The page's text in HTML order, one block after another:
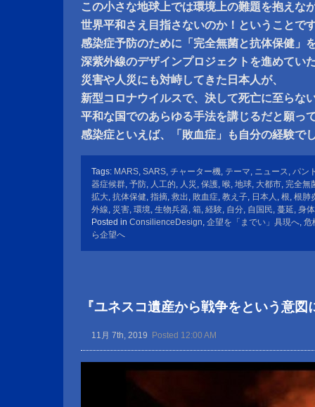
この小さな地球上では環境上の難題を抱えな
世界平和さえ目指さないのか！ということで
感染症予防のために「完全無菌と抗体保健」
深紫外線のデザインプロジェクトを進めてい
災害や人災にも対峙してきた日本人が、
新型コロナウイルスで、決して死亡に至らな
平和な国でのあらゆる手法を講じるだと願っ
感染症といえば、「敗血症」も自分の経験で
Tags: MARS, SARS, チャーター機, テーマ, ニュース, パン
器症候群, 予防, 人工的, 人災 , 保護, 喉, 地球, 大都市, 完全無
拡大, 抗体保健, 指摘, 救出 , 敗血症, 教え子, 日本人 , 根, 根肺
外線, 災害, 環境, 生物兵器, 箱, 経験, 自分, 自国民, 蔓延, 身体
Posted in ConsilienceDesign, 企望を「までい」具現へ, 危
ら企望へ
『ユネスコ遺産から戦争をという意図
11月 7th, 2019 Posted 12:00 AM